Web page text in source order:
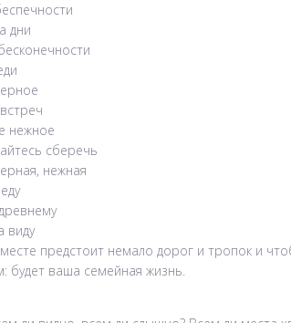
дни
нежное
сберечь
нежная
виду
предстоит немало дорог и тропок и
будет ваша семейная жизнь.